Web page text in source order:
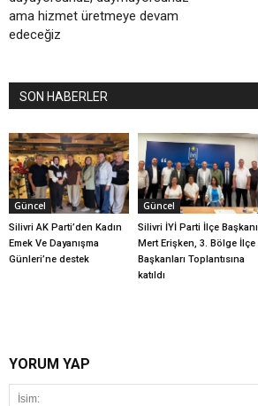
ama hizmet üretmeye devam
edeceğiz
SON HABERLER
Güncel
Silivri AK Parti’den Kadın
Emek Ve Dayanışma
Günleri’ne destek
Güncel
Silivri İYİ Parti İlçe Başkanı
Mert Erişken, 3. Bölge İlçe
Başkanları Toplantısına
katıldı
YORUM YAP